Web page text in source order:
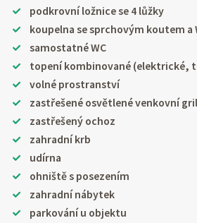
podkrovní ložnice se 4 lůžky
koupelna se sprchovým koutem a
samostatné WC
topení kombinované (elektrické,
volné prostranství
zastřešené osvětlené venkovní
zastřešený ochoz
zahradní krb
udírna
ohniště s posezením
zahradní nábytek
parkování u objektu